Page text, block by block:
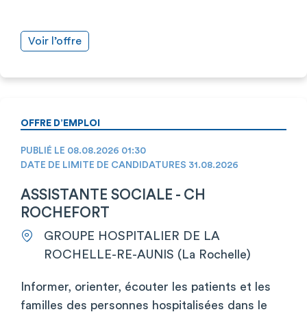
Voir l’offre
OFFRE D’EMPLOI
PUBLIÉ LE 08.08.2026 01:30
DATE DE LIMITE DE CANDIDATURES 31.08.2026
ASSISTANTE SOCIALE - CH
ROCHEFORT
GROUPE HOSPITALIER DE LA
ROCHELLE-RE-AUNIS (La Rochelle)
Informer, orienter, écouter les patients et les
familles des personnes hospitalisées dans le